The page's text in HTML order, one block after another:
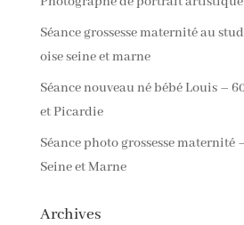
Séance grossesse maternité au
oise seine et marne
Séance nouveau né bébé Louis –
et Picardie
Séance photo grossesse maternité
Seine et Marne
Archives